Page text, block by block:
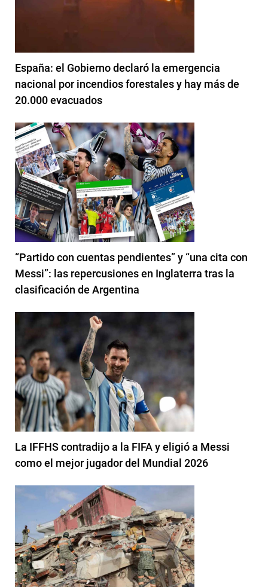
España: el Gobierno declaró la emergencia
nacional por incendios forestales y hay más de
20.000 evacuados
“Partido con cuentas pendientes” y “una cita con
Messi”: las repercusiones en Inglaterra tras la
clasificación de Argentina
La IFFHS contradijo a la FIFA y eligió a Messi
como el mejor jugador del Mundial 2026